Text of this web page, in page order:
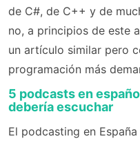
de C#, de C++ y de
no, a principios de este
un artículo similar pero
programación más
5 podcasts en
debería escuchar
El podcasting en